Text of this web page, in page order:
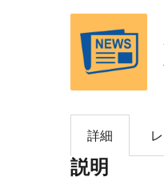
詳細
説明